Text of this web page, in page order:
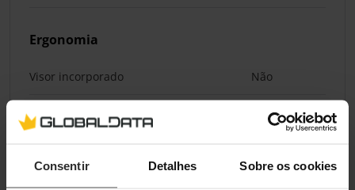
Consentir Detalhes Sobre os cookies
Ergonomia
Visor incorporado Não
Comprimento do fio 1,8 m